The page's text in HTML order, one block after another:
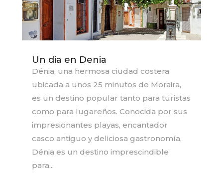
Un dia en Denia
Dénia, una hermosa ciudad costera
ubicada a unos 25 minutos de Moraira,
es un destino popular tanto para turistas
como para lugareños. Conocida por sus
impresionantes playas, encantador
casco antiguo y deliciosa gastronomía,
Dénia es un destino imprescindible
para...